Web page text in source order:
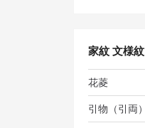
家紋 文様紋
花菱
引物（引両）